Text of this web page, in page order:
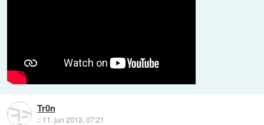
Tr0n
:: 11. jun 2013, 07:21